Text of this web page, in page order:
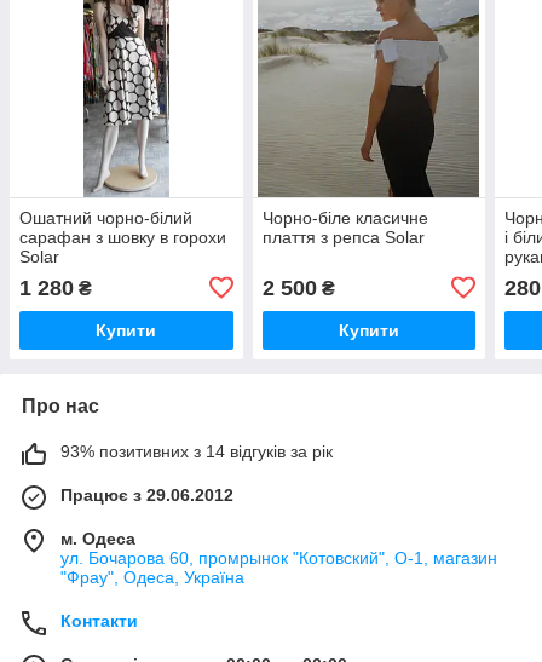
Ошатний чорно-білий
сарафан з шовку в горохи
Solar
1 280 ₴
Купити
Чорно-біле класичне
плаття з репса Solar
2 500₴
Купити
і
280
Про нас
93% позитивних з 14 відгуків за рік
Працює з 29.06.2012
м. Одеса
ул. Бочарова 60, промрынок "Котовский", О-1, магазин
"Фрау", Одеса, Україна
Контакти